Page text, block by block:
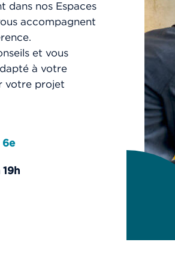
€
BOX
-1 étage
dans nos Espaces
accompagnent
et vous
à votre
votre projet